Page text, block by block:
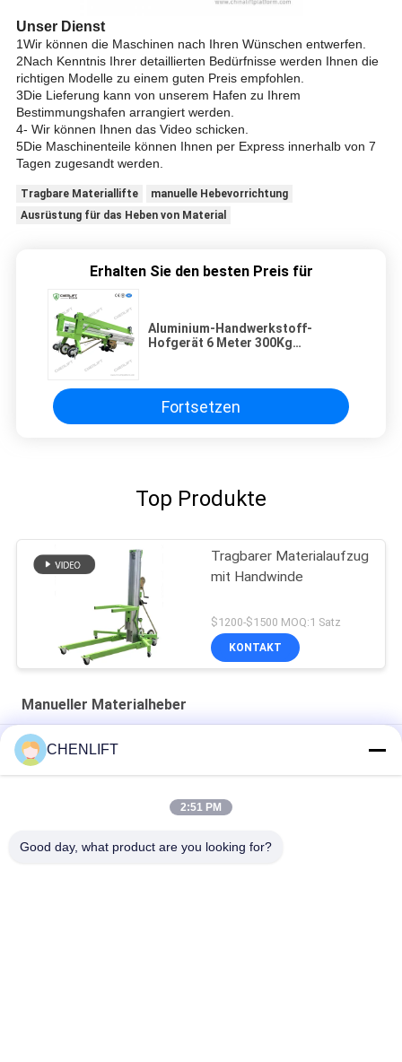
Unser Dienst
1Wir können die Maschinen nach Ihren Wünschen entwerfen.
2Nach Kenntnis Ihrer detaillierten Bedürfnisse werden Ihnen die
richtigen Modelle zu einem guten Preis empfohlen.
3Die Lieferung kann von unserem Hafen zu Ihrem
Bestimmungshafen arrangiert werden.
4- Wir können Ihnen das Video schicken.
5Die Maschinenteile können Ihnen per Express innerhalb von 7
Tagen zugesandt werden.
Tragbare Materiallifte
manuelle Hebevorrichtung
Ausrüstung für das Heben von Material
Erhalten Sie den besten Preis für
Aluminium-Handwerkstoff-
Hofgerät 6 Meter 300Kg
Fortsetzen
Top Produkte
Tragbarer Materialaufzug
mit Handwinde
$1200-$1500 MOQ:1 Satz
KONTAKT
Manueller Materialheber
3.2m Plattformhöhe Manuelle Windenhebe mit 125 kg Last
Hydraulischer manueller Materiallift für Hotel / Restaurant /
CHENLIFT
2:51 PM
Good day, what product are you looking for?